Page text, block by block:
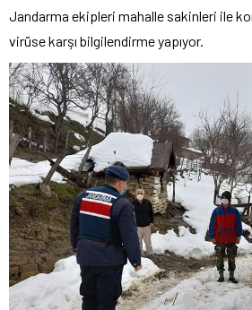
Jandarma ekipleri mahalle sakinleri ile
virüse karşı bilgilendirme yapıyor.